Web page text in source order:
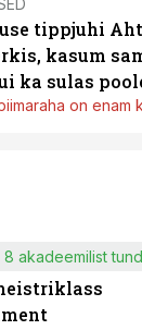
tippjuhi
kasum
ka sulas
on enam
8 akadeemilist